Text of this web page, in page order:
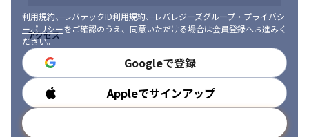
・データベース設計、SQL、パフォーマンス改善の経験
・AWS / Azure / GCPなどクラウド環境での開発・運用経験
・Docker、コンテナ、サーバレス環境での開発経験
・Git / GitHubを利用したチーム開発経験
・GitHub Actions等を用いたCI/CD構築・運用経験
・Terraform / CloudFormation / CDKなどIaCに関する知識・経
・外部SaaS、業務システム、API連携の開発経験
・業務アプリケーション、管理画面、社内システムなどの開発経
利用規約、 レバテックID利用規約、
レバレジーズグループ・プライバシ
ーポリシーをご確認のうえ、同意いただける場合は会員登録へお進みく
ださい。
Googleで登録
Appleでサインアップ
アクセス
勤務時間